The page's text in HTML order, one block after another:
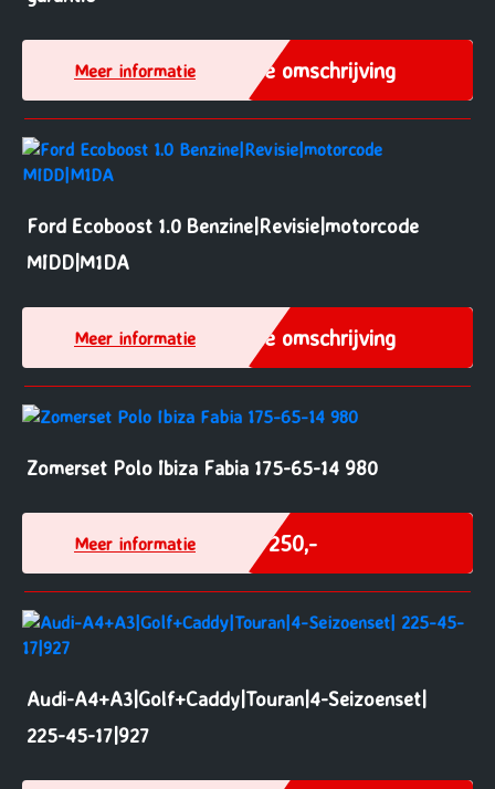
Meer informatie Zie omschrijving
Ford Ecoboost 1.0 Benzine|Revisie|motorcode
MIDD|M1DA
Meer informatie Zie omschrijving
Zomerset Polo Ibiza Fabia 175-65-14 980
Meer informatie € 250,-
Audi-A4+A3|Golf+Caddy|Touran|4-Seizoenset|
225-45-17|927